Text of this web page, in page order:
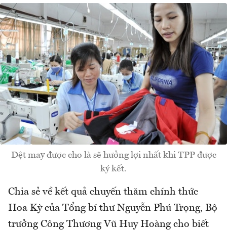
Dệt may được cho là sẽ hưởng lợi nhất khi TPP được
ký kết.
Chia sẻ về kết quả chuyến thăm chính thức
Hoa Kỳ của Tổng bí thư Nguyễn Phú Trọng, Bộ
trưởng Công Thương Vũ Huy Hoàng cho biết